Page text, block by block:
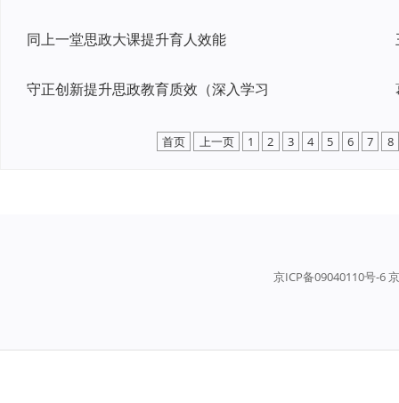
同上一堂思政大课提升育人效能
守正创新提升思政教育质效（深入学习
首页 上一页 1 2 3 4 5 6 7 8
京ICP备09040110号-6